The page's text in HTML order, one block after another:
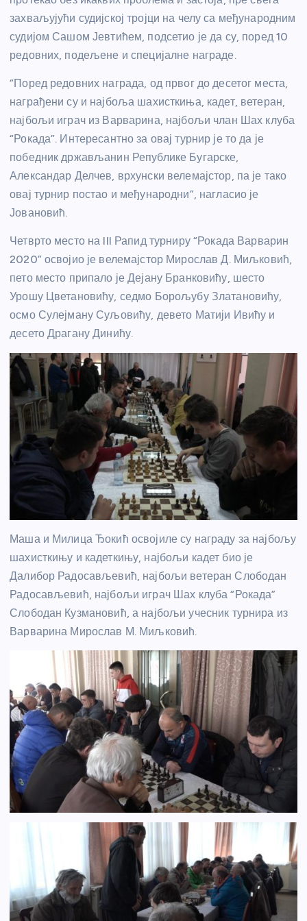
захваљујући судијској тројци на челу са међународним
судијом Сашом Јевтићем, подсетио је да су, поред 10
редовних, подељене и специјалне награде.
“Поред редовних награда, од првог до десетог места,
награђени су и најбоља шахисткиња, кадет, ветеран,
најбољи играч из Варварина, најбољи члан Шах клуба
“Рокада”. Интересантно за овај турнир је то да је
победник држављанин Републике Бугарске,
Александар Делчев, врхунски велемајстор, па је тако
овај турнир постао и међународни”, нагласио је
Јовановић.
Четврто место на III Рапид турниру “Рокада Варварин
2020” освојио је велемајстор Мирослав Д. Миљковић,
пето место припало је Дејану Бранковићу, шесто
Урошу Цветановићу, седмо Борољубу Златановићу,
осмо Сулејману Суљовићу, девето Матији Ивићу и
десето Драгану Динићу.
Маша и Милица Ђокић освојиле су награду за најбољу
шахисткињу и кадеткињу, најбољи кадет био је
Далибор Радосављевић, најбољи ветеран Слободан
Радосављевић, најбољи играч Шах клуба “Рокада”
Слободан Кузмановић, а најбољи учесник турнира из
Варварина Мирослав М. Миљковић.